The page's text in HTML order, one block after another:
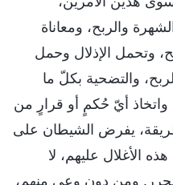
والربح، ومعاناة
وتحمل الإذلال وحمل
والتضحية بكلّ ما
واتخاذ أيّ حُكمٍ أو قرارٍ من
يفرض الشيطان على
الأغلال عليهم، لا
ومن دون وعي منهم،